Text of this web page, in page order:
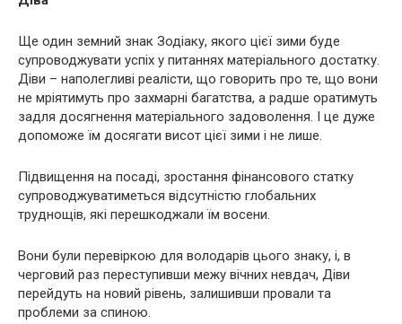
Ще один земний знак Зодіаку, якого цієї зими буде
супроводжувати успіх у питаннях матеріального достатку.
Діви – наполегливі реалісти, що говорить про те, що вони
не мріятимуть про захмарні багатства, а радше оратимуть
задля досягнення матеріального задоволення. І це дуже
допоможе їм досягати висот цієї зими і не лише.
Підвищення на посаді, зростання фінансового статку
супроводжуватиметься відсутністю глобальних
труднощів, які перешкоджали їм восени.
Вони були перевіркою для володарів цього знаку, і, в
черговий раз переступивши межу вічних невдач, Діви
перейдуть на новий рівень, залишивши провали та
проблеми за спиною.